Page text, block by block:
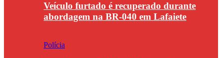
Veículo furtado é recuperado durante
abordagem na BR-040 em Lafaiete
Polícia